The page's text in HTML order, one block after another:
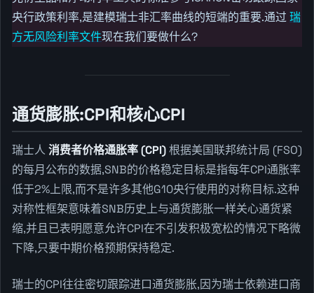
央行政策利率,是建模瑞士非汇率曲线的短端的重要.通过 瑞
方无风险利率文件现在我们要做什么?
通货膨胀:CPI和核心CPI
瑞士人 消费者价格通胀率 (CPI)根据美国联邦统计局 (FSO)
的每月公布的数据,SNB的价格稳定目标是指每年CPI通胀率
低于2%上限,而不是许多其他G10央行使用的对称目标.这种
对称性框架意味着SNB历史上与通货膨胀一样关心通货紧
缩,并且已表明愿意允许CPI在不引发积极宽松的情况下略微
下降,只要中期价格预期保持稳定.
瑞士的CPI往往密切跟踪进口通货膨胀,因为瑞士依赖进口商